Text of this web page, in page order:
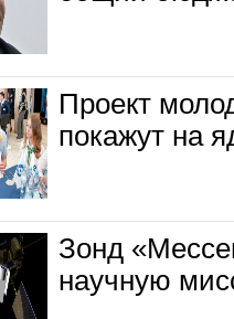
Проект
покажут на
Зонд
научную